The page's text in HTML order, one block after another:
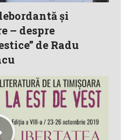
și
– despre
de Radu